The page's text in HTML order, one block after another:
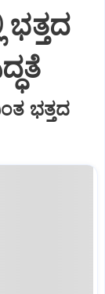
ಭತ್ತದ
ಭತ್ತದ